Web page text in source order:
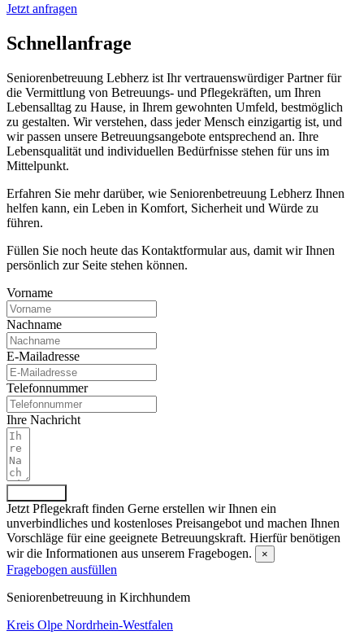
Jetzt anfragen
Schnell­anfrage
Seniorenbetreuung Lebherz ist Ihr vertrauenswürdiger Partner für
die Vermittlung von Betreuungs- und Pflegekräften, um Ihren
Lebensalltag zu Hause, in Ihrem gewohnten Umfeld, bestmöglich
zu gestalten. Wir verstehen, dass jeder Mensch einzigartig ist, und
wir passen unsere Betreuungsangebote entsprechend an. Ihre
Lebensqualität und individuellen Bedürfnisse stehen für uns im
Mittelpunkt.
Erfahren Sie mehr darüber, wie Seniorenbetreuung Lebherz Ihnen
helfen kann, ein Leben in Komfort, Sicherheit und Würde zu
führen.
Füllen Sie noch heute das Kontaktformular aus, damit wir Ihnen
persönlich zur Seite stehen können.
Vorname
Nachname
E-Mailadresse
Telefonnummer
Ihre Nachricht
Jetzt Pflegekraft finden Gerne erstellen wir Ihnen ein
unverbindliches und kostenloses Preisangebot und machen Ihnen
Vorschläge für eine geeignete Betreuungskraft. Hierfür benötigen
wir die Informationen aus unserem Fragebogen.
×
Fragebogen ausfüllen
Senioren­betreuung in Kirchhundem
Kreis Olpe Nordrhein-Westfalen